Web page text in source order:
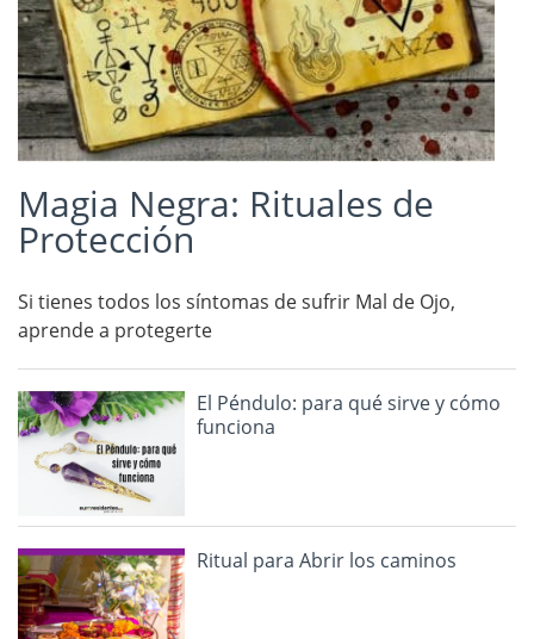
Magia Negra: Rituales de
Protección
Si tienes todos los síntomas de sufrir Mal de Ojo,
aprende a protegerte
El Péndulo: para qué sirve y cómo
funciona
Ritual para Abrir los caminos